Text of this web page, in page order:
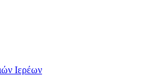
Ιερέων